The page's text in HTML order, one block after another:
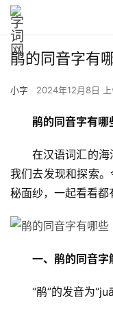
鹃的同音字有
小字 2024年12月8日
鹃的同音字有
在汉语词汇的海
我们去发现和探索
秘面纱，一起看看都
一、鹃的同音字
“鹃”的发音为